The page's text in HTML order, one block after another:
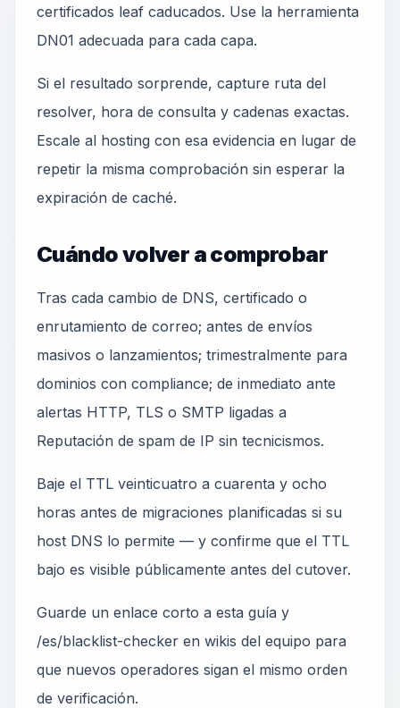
certificados leaf caducados. Use la herramienta
DN01 adecuada para cada capa.
Si el resultado sorprende, capture ruta del
resolver, hora de consulta y cadenas exactas.
Escale al hosting con esa evidencia en lugar de
repetir la misma comprobación sin esperar la
expiración de caché.
Cuándo volver a comprobar
Tras cada cambio de DNS, certificado o
enrutamiento de correo; antes de envíos
masivos o lanzamientos; trimestralmente para
dominios con compliance; de inmediato ante
alertas HTTP, TLS o SMTP ligadas a
Reputación de spam de IP sin tecnicismos.
Baje el TTL veinticuatro a cuarenta y ocho
horas antes de migraciones planificadas si su
host DNS lo permite — y confirme que el TTL
bajo es visible públicamente antes del cutover.
Guarde un enlace corto a esta guía y
/es/blacklist-checker en wikis del equipo para
que nuevos operadores sigan el mismo orden
de verificación.